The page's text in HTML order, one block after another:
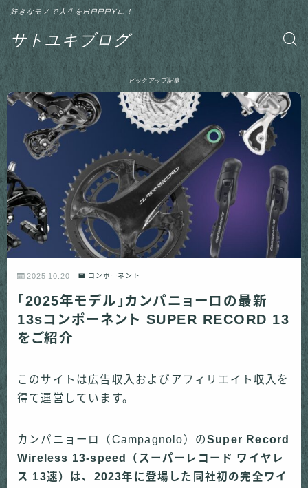
サトユキブログ
好きなモノで人生をHAPPYに！
ピックアップ記事
2025.10.20 コンポーネント
「2025年モデル」カンパニョーロの最新
13sコンポーネント SUPER RECORD 13
をご紹介
このサイトは広告収入およびアフィリエイト収入を
得て運営しています。
カンパニョーロ（Campagnolo）のSuper Record
Wireless 13-speed（スーパーレコード ワイヤレ
ス 13速）は、2023年に登場した同社初の完全ワイ